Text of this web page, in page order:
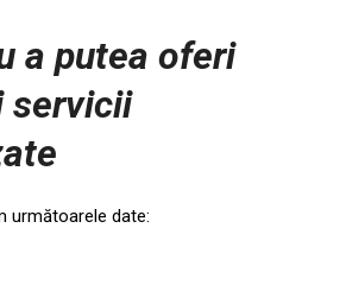
a putea oferi
servicii
următoarele date: